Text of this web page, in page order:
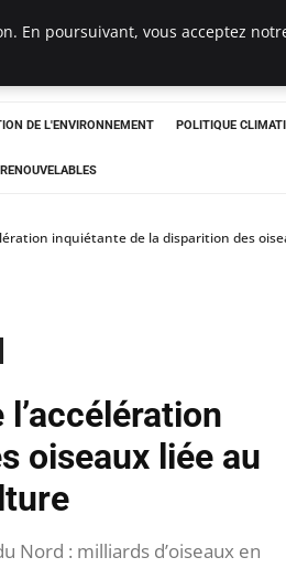
DE L'ENVIRONNEMENT POLITIQUE
inquiétante de la disparition des
oiseaux liée au
Nord : milliards d’oiseaux en
En poursuivant, vous acceptez